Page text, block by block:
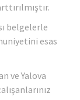
belgelerle
esas
ve Yalova